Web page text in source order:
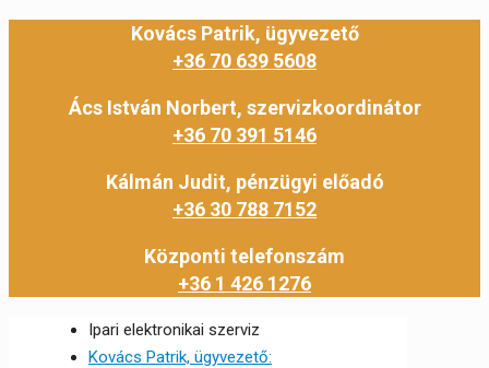
Kovács Patrik, ügyvezető
+36 70 639 5608
Ács István Norbert, szervizkoordinátor
+36 70 391 5146
Kálmán Judit, pénzügyi előadó
+36 30 788 7152
Központi telefonszám
+36 1 426 1276
Ipari elektronikai szerviz
Kovács Patrik, ügyvezető: